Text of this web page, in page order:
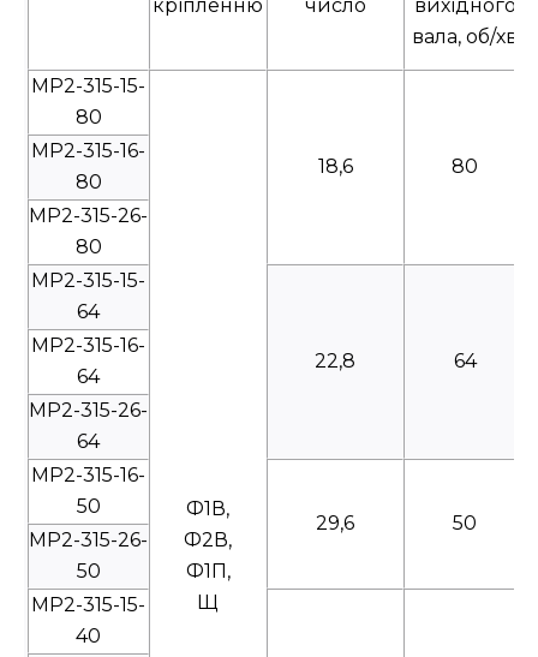
кріпленню
число
вихідного
вала, об/хв
МР2-315-15-
80
Ф1В,
Ф2В,
Ф1П,
Щ
18,6 80
МР2-315-16-
80
МР2-315-26-
80
МР2-315-15-
64
22,8 64
МР2-315-16-
64
МР2-315-26-
64
МР2-315-16-
50
29,6 50
МР2-315-26-
50
МР2-315-15-
40